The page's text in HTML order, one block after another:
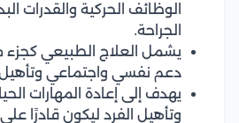
الوظائف الحركية والقدرات
الجراحة.
يشمل العلاج الطبيعي كجزء
دعم نفسي واجتماعي وتأهيل
يهدف إلى إعادة المهارات
وتأهيل الفرد ليكون قادرًا